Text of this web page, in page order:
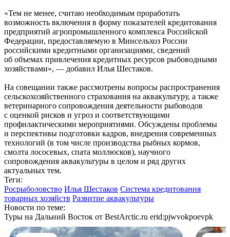
«Тем не менее, считаю необходимым проработать
возможность включения в форму показателей кредитования
предприятий агропромышленного комплекса Российской
Федерации, предоставляемую в Минсельхоз России
российскими кредитными организациями, сведений
об объемах привлечения кредитных ресурсов рыбоводными
хозяйствами», — добавил Илья Шестаков.
На совещании также рассмотрены вопросы распространения
сельскохозяйственного страхования на аквакультуру, а также
ветеринарного сопровождения деятельности рыбоводов
с оценкой рисков и угроз и соответствующими
профилактическими мероприятиями. Обсуждены проблемы
и перспективы подготовки кадров, внедрения современных
технологий (в том числе производства рыбных кормов,
смолта лососевых, спата моллюсков), научного
сопровождения аквакультуры в целом и ряд других
актуальных тем.
Теги:
Росрыболовство Илья Шестаков Система кредитования
товарных хозяйств Развитие аквакультуры
Новости по теме:
Туры на Дальний Восток от BestArctic.ru erid:pjwvokpoevpk